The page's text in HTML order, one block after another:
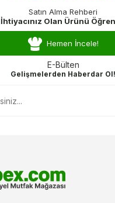
Satın Alma Rehberi
İhtiyacınız Olan Ürünü
Hemen İncele!
E-Bülten
Gelişmelerden Haberdar Ol!